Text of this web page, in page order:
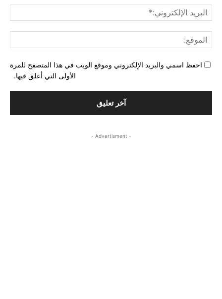
احفظ اسمي والبريد الإلكتروني وموقع الويب في هذا المتصفح للمرة
الأولى التي أعلق فيها.
- Advertisment -